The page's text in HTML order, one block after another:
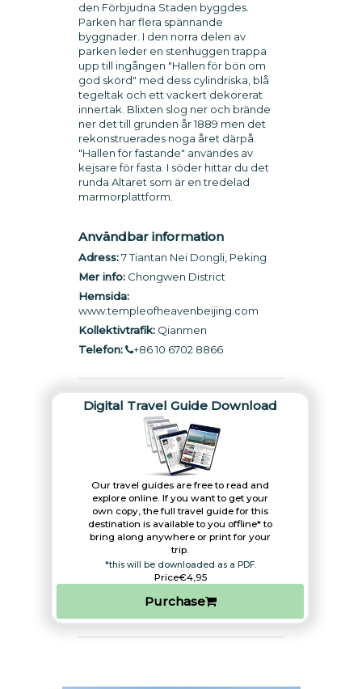
den Förbjudna Staden byggdes.
Parken har flera spännande
byggnader. I den norra delen av
parken leder en stenhuggen trappa
upp till ingången "Hallen för bön om
god skörd" med dess cylindriska, blå
tegeltak och ett vackert dekorerat
innertak. Blixten slog ner och brände
ner det till grunden år 1889 men det
rekonstruerades noga året därpå.
"Hallen för fastande" användes av
kejsare för fasta. I söder hittar du det
runda Altaret som är en tredelad
marmorplattform.
Användbar information
Adress:7 Tiantan Nei Dongli, Peking
Mer info:Chongwen District
Hemsida:
www.templeofheavenbeijing.com
Kollektivtrafik:Qianmen
Telefon:
+86 10 6702 8866
Digital Travel Guide Download
Our travel guides are free to read and
explore online. If you want to get your
own copy, the full travel guide for this
destination is available to you offline* to
bring along anywhere or print for your
trip.​
*this will be downloaded as a PDF.
Price€4,95
Purchase